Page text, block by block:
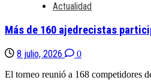
Actualidad
Más de 160 ajedrecistas
8 julio, 2026
0
El torneo reunió a 168 competidores